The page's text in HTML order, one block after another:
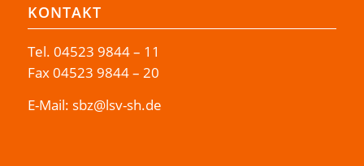
KONTAKT
Tel. 04523 9844 – 11
Fax 04523 9844 – 20
E-Mail: sbz@lsv-sh.de